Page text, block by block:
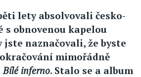
lety absolvovali česko-
s obnovenou kapelou
naznačovali, že byste
mimořádně
Bílé inferno. Stalo se a album